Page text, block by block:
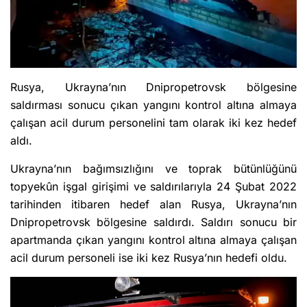
Rusya, Ukrayna’nın Dnipropetrovsk bölgesine
saldırması sonucu çıkan yangını kontrol altına almaya
çalışan acil durum personelini tam olarak iki kez hedef
aldı.
Ukrayna’nın bağımsızlığını ve toprak bütünlüğünü
topyekûn işgal girişimi ve saldırılarıyla 24 Şubat 2022
tarihinden itibaren hedef alan Rusya, Ukrayna’nın
Dnipropetrovsk bölgesine saldırdı. Saldırı sonucu bir
apartmanda çıkan yangını kontrol altına almaya çalışan
acil durum personeli ise iki kez Rusya’nın hedefi oldu.